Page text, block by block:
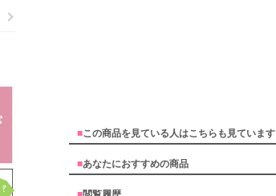
■この商品を見ている人はこちらも見ています
■あなたにおすすめの商品